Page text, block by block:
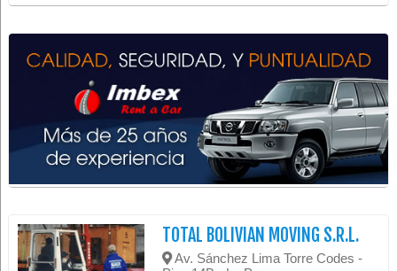
TOTAL BOLIVIAN MOVING S.R.L.
Av. Sánchez Lima Torre Codes -